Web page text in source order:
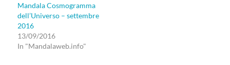
Mandala Cosmogramma
dell’Universo – settembre
2016
13/09/2016
In "Mandalaweb.info"